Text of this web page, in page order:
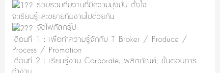
รวบรวมทีมงานที่มีความมุ่งมั่น ตั้งใจ
จะเรียนรู้และขยายทีมงานไปด้วยกัน
จัดโฟกัสกรุ๊ป
เดือนที่ 1 : เพื่อทำความรู้จักกับ T Broker / Produce /
Process / Promotion
เดือนที่ 2 : เรียนรู้งาน Corporate, ผลิตภัณฑ์, ขั้นตอนการ